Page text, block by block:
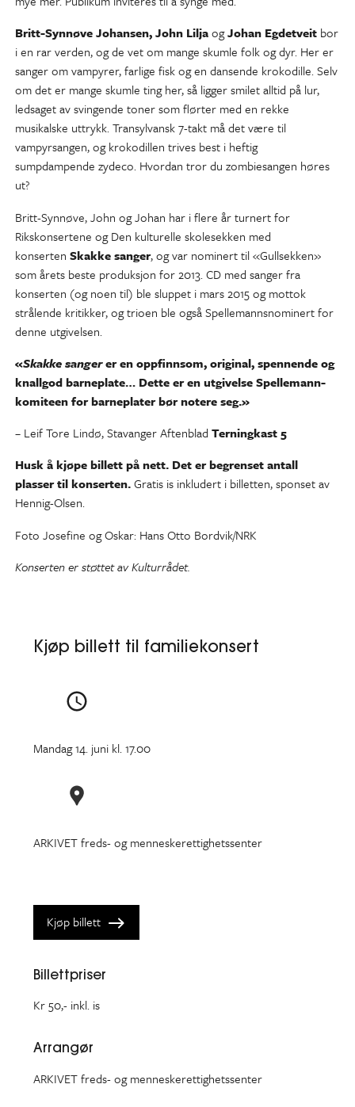
Britt-Synnøve Johansen, John LiljaogJohan Egdetveit bor
i en rar verden, og de vet om mange skumle folk og dyr. Her er
sanger om vampyrer, farlige fisk og en dansende krokodille. Selv
om det er mange skumle ting her, så ligger smilet alltid på lur,
ledsaget av svingende toner som flørter med en rekke
musikalske uttrykk. Transylvansk 7-takt må det være til
vampyrsangen, og krokodillen trives best i heftig
sumpdampende zydeco. Hvordan tror du zombiesangen høres
ut?
Britt-Synnøve, John og Johan har i flere år turnert for
Rikskonsertene og Den kulturelle skolesekken med
konsertenSkakke sanger, og var nominert til «Gullsekken»
som årets beste produksjon for 2013. CD med sanger fra
konserten (og noen til) ble sluppet i mars 2015 og mottok
strålende kritikker, og trioen ble også Spellemannsnominert for
denne utgivelsen.
«Skakke sangerer en oppfinnsom, original, spennende og
knallgod barneplate… Dette er en utgivelse Spellemann-
komiteen for barneplater bør notere seg.»
– Leif Tore Lindø, Stavanger AftenbladTerningkast 5
Husk å kjøpe billett på nett. Det er begrenset antall
plasser til konserten.Gratis is inkludert i billetten, sponset av
Hennig-Olsen.
Foto Josefine og Oskar: Hans Otto Bordvik/NRK
Konserten er støttet av Kulturrådet.
Kjøp billett til familiekonsert
Mandag 14. juni kl. 17.00
ARKIVET freds- og menneskerettighetssenter
Kjøp billett
Billettpriser
Kr 50,- inkl. is
Arrangør
ARKIVET freds- og menneskerettighetssenter